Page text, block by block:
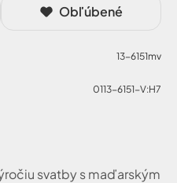
svatby s maďarským
Obľúbené
13-6151mv
0113-6151-V:H7